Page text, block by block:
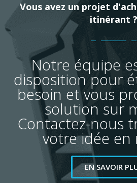
Vous avez un projet
itinérant ?
Notre équipe
disposition pour
besoin et vous
solution sur
Contactez-nous
votre idée en
EN SAVOIR